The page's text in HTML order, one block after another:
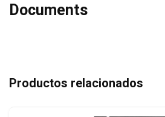
Documents
Productos relacionados